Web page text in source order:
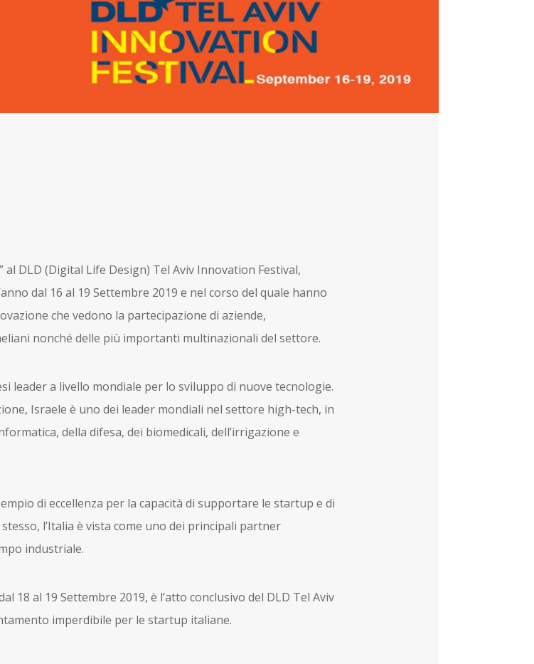
DLD (Digital Life Design) Tel Aviv Innovation Festival,
dal 16 al 19 Settembre 2019 e nel corso del quale hanno
che vedono la partecipazione di aziende,
nonché delle più importanti multinazionali del settore.
leader a livello mondiale per lo sviluppo di nuove tecnologie.
Israele è uno dei leader mondiali nel settore high-tech, in
della difesa, dei biomedicali, dell’irrigazione e
di eccellenza per la capacità di supportare le startup e di
l’Italia è vista come uno dei principali partner
industriale.
18 al 19 Settembre 2019, è l’atto conclusivo del DLD Tel Aviv
imperdibile per le startup italiane.